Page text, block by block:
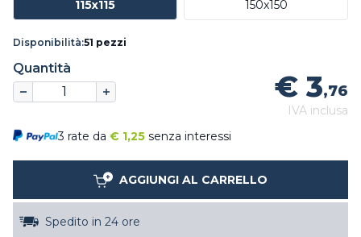
115x115 150x150
Disponibilità:51 pezzi
Quantità
€ 3,76
IVA inclusa
3 rate da € 1,25 senza interessi
AGGIUNGI AL CARRELLO
Spedito in 24 ore